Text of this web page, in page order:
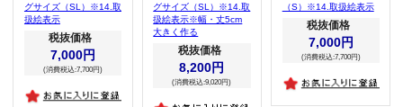
グサイズ（SL）※14.取
扱絵表示
税抜価格
7,000円
(消費税込:7,700円)
グサイズ（SL）※14.取
扱絵表示※幅・丈5cm
大きく作る
税抜価格
8,200円
(消費税込:9,020円)
（S）※14.取扱絵表示
税抜価格
7,000円
(消費税込:7,700円)